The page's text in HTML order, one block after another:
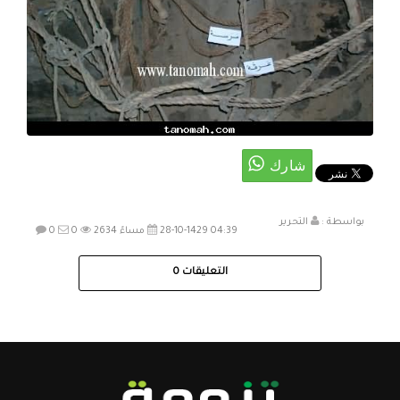
بواسطة :
التحرير
28-10-1429 04:39 مساءً
0 0 2634
التعليقات 0